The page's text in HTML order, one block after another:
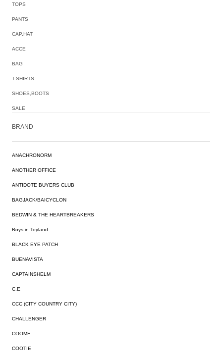
TOPS
PANTS
CAP,HAT
ACCE
BAG
T-SHIRTS
SHOES,BOOTS
SALE
BRAND
ANACHRONORM
ANOTHER OFFICE
ANTIDOTE BUYERS CLUB
BAGJACK/BAICYCLON
BEDWIN & THE HEARTBREAKERS
Boys in Toyland
BLACK EYE PATCH
BUENAVISTA
CAPTAINSHELM
C.E
CCC (CITY COUNTRY CITY)
CHALLENGER
COOME
COOTIE